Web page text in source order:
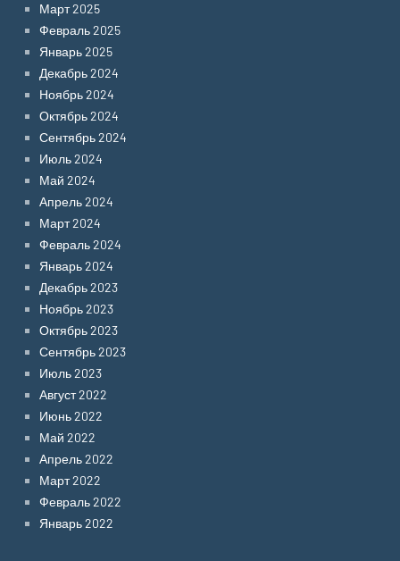
Март 2025
Февраль 2025
Январь 2025
Декабрь 2024
Ноябрь 2024
Октябрь 2024
Сентябрь 2024
Июль 2024
Май 2024
Апрель 2024
Март 2024
Февраль 2024
Январь 2024
Декабрь 2023
Ноябрь 2023
Октябрь 2023
Сентябрь 2023
Июль 2023
Август 2022
Июнь 2022
Май 2022
Апрель 2022
Март 2022
Февраль 2022
Январь 2022